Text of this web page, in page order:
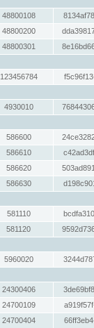
48800108
48800200
48800301
123456784
4930010
586600
586610
586620
586630
581110
581120
5960020
24300406
24700109
24700404